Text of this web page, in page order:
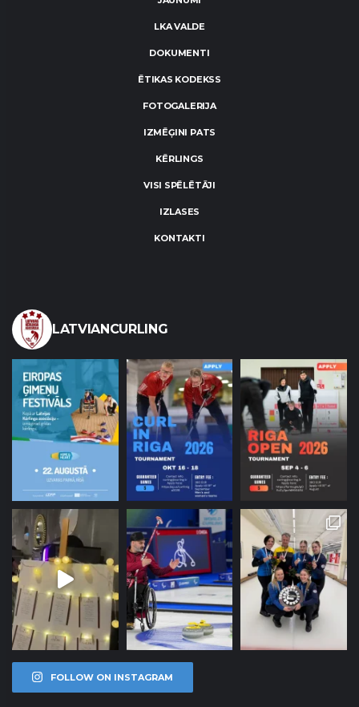
LKA VALDE
DOKUMENTI
ĒTIKAS KODEKSS
FOTOGALERIJA
IZMĒĢINI PATS
KĒRLINGS
VISI SPĒLĒTĀJI
IZLASES
KONTAKTI
LATVIANCURLING
FOLLOW ON INSTAGRAM